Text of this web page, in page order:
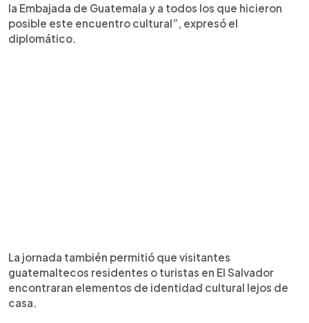
la Embajada de Guatemala y a todos los que hicieron
posible este encuentro cultural”, expresó el
diplomático.
La jornada también permitió que visitantes
guatemaltecos residentes o turistas en El Salvador
encontraran elementos de identidad cultural lejos de
casa.